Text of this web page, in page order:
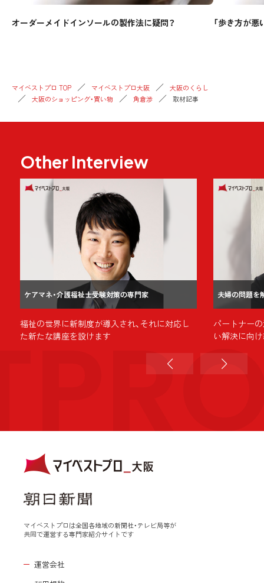
オーダーメイドインソールの製作法に疑問？ 「歩き方が悪
マイベストプロ TOP マイベストプロ大阪
大阪のくらし
大阪のショッピング・買い物
角倉渉 取材記事
Other Interview
ケアマネ・介護福祉士受験対策の専門家
福祉の世界に新制度が導入され、それに対応し
た新たな講座を設けます
夫婦の問題を
パートナー
い解決に向
マイベストプロは全国各地域の新聞社・テレビ局等が
共同で運営する専門家紹介サイトです
運営会社